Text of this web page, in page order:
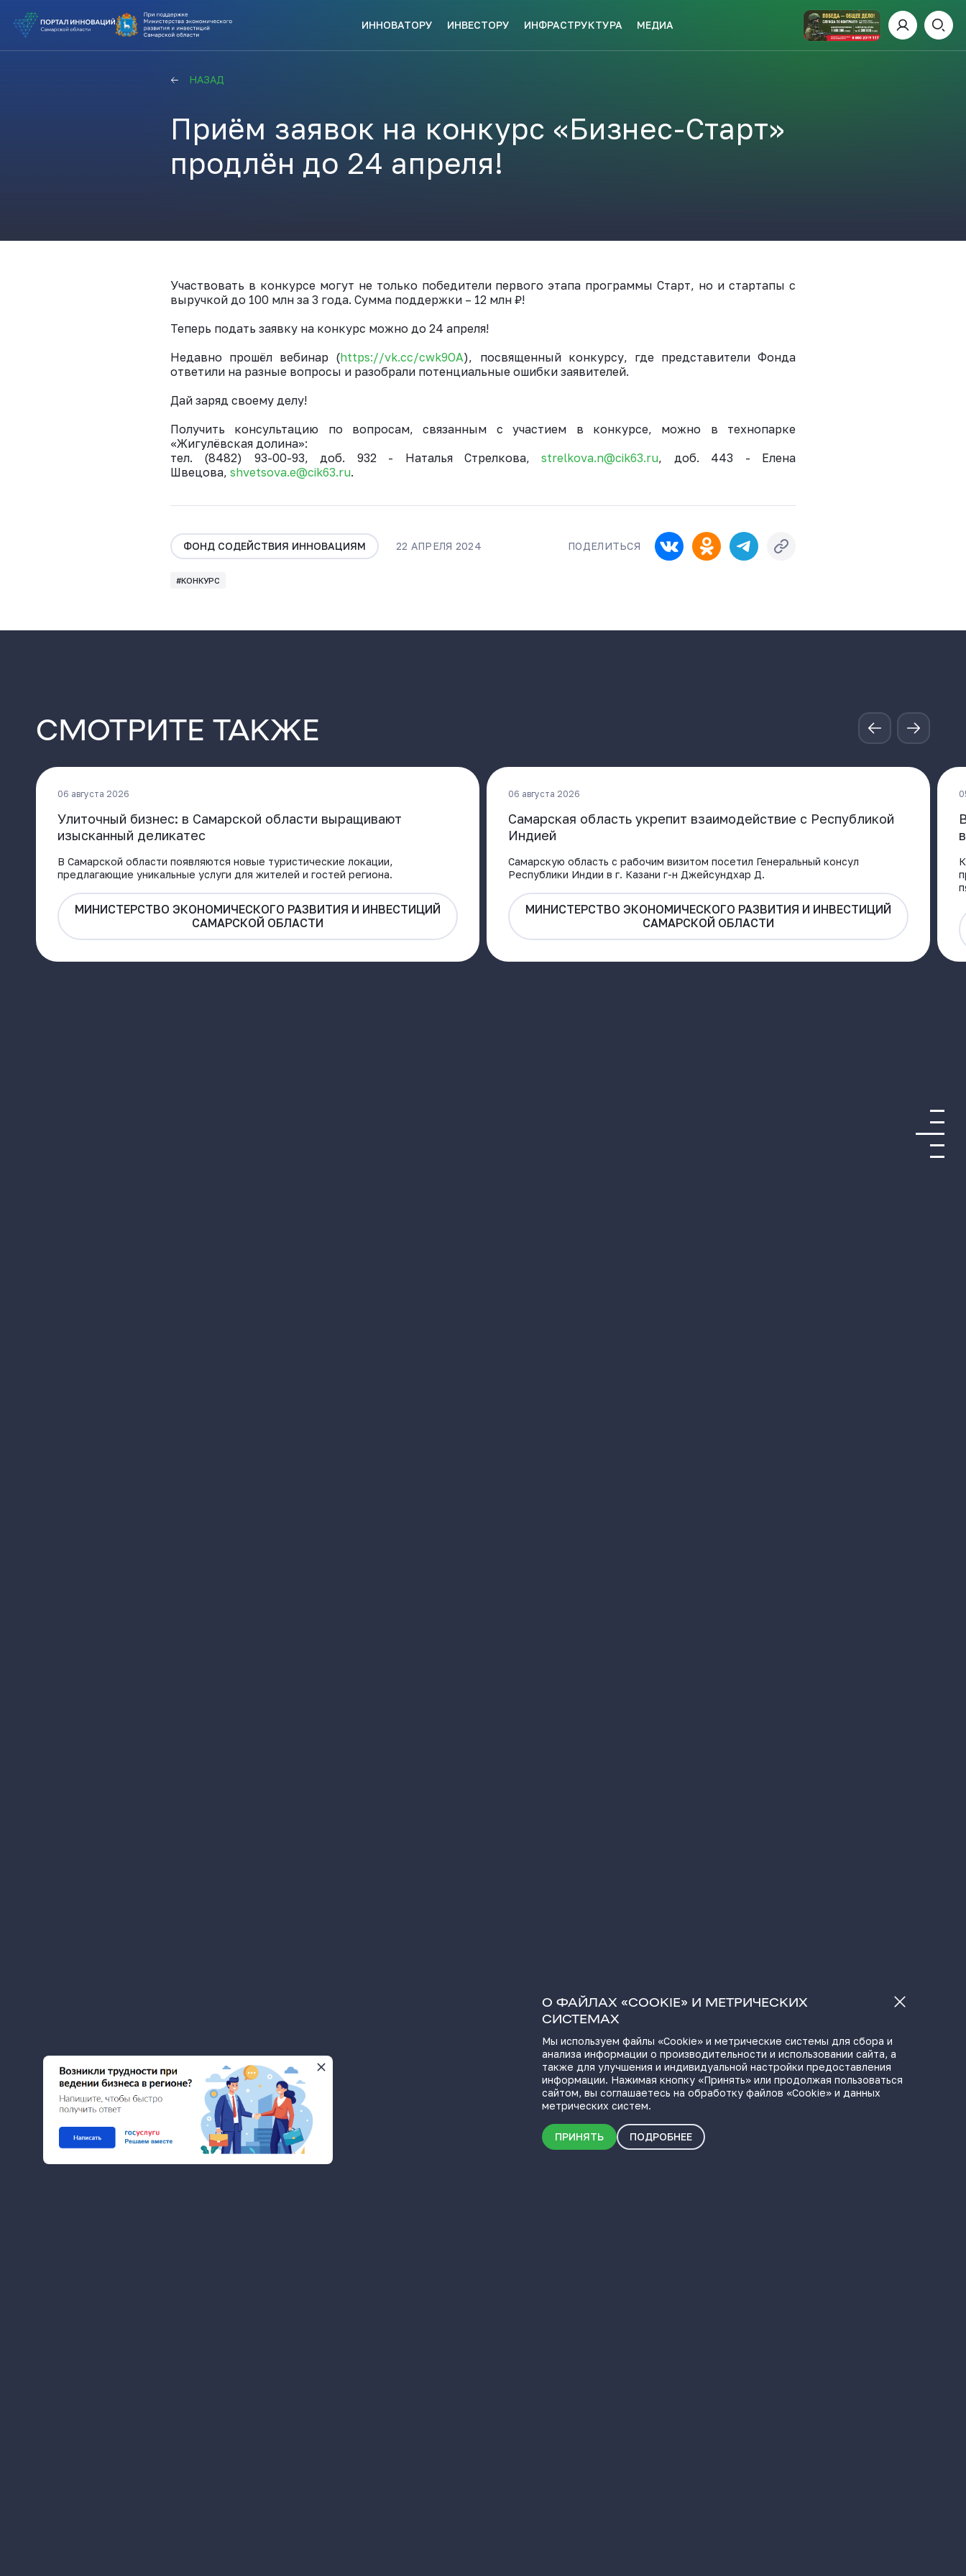
ИННОВАТОРУ ИНВЕСТОРУ ИНФРАСТРУКТУРА МЕДИА
ИСКАТЬ
НАЗАД
Приём заявок на конкурс «Бизнес-Старт»
продлён до 24 апреля!
Участвовать в конкурсе могут не только победители первого этапа программы Старт, но и стартапы с
выручкой до 100 млн за 3 года. Сумма поддержки – 12 млн ₽!
Теперь подать заявку на конкурс можно до 24 апреля!
Недавно прошёл вебинар (https://vk.cc/cwk9OA), посвященный конкурсу, где представители Фонда
ответили на разные вопросы и разобрали потенциальные ошибки заявителей.
Дай заряд своему делу!
Получить консультацию по вопросам, связанным с участием в конкурсе, можно в технопарке
«Жигулёвская долина»:
тел. (8482) 93-00-93, доб. 932 - Наталья Стрелкова,strelkova.n@cik63.ru, доб. 443 - Елена
Швецова, shvetsova.e@cik63.ru.
ФОНД СОДЕЙСТВИЯ ИННОВАЦИЯМ 22 АПРЕЛЯ 2024 ПОДЕЛИТЬСЯ
#КОНКУРС
СМОТРИТЕ ТАКЖЕ
06 августа 2026
Улиточный бизнес: в Самарской области выращивают
изысканный деликатес
В Самарской области появляются новые туристические локации,
предлагающие уникальные услуги для жителей и гостей региона.
МИНИСТЕРСТВО ЭКОНОМИЧЕСКОГО РАЗВИТИЯ И ИНВЕСТИЦИЙ
САМАРСКОЙ ОБЛАСТИ
06 августа 2026
Самарская область укрепит взаимодействие с Республикой
Индией
Самарскую область с рабочим визитом посетил Генеральный консул
Республики Индии в г. Казани г-н Джейсундхар Д.
МИНИСТЕРСТВО ЭКОНОМИЧЕСКОГО РАЗВИТИЯ И ИНВЕСТИЦИЙ
САМАРСКОЙ ОБЛАСТИ
ПОДПИСАТЬСЯ
ВАМ СЮДА
О ФАЙЛАХ «COOKIE» И МЕТРИЧЕСКИХ
СИСТЕМАХ
Мы используем файлы «Cookie» и метрические системы для сбора и
анализа информации о производительности и использовании сайта, а
также для улучшения и индивидуальной настройки предоставления
информации. Нажимая кнопку «Принять» или продолжая пользоваться
сайтом, вы соглашаетесь на обработку файлов «Cookie» и данных
метрических систем.
ПРИНЯТЬ ПОДРОБНЕЕ